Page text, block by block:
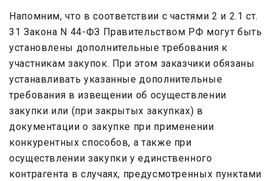
Напомним, что в соответствии с частями 2 и 2.1 ст.
31 Закона N 44-ФЗ Правительством РФ могут быть
установлены дополнительные требования к
участникам закупок. При этом заказчики обязаны
устанавливать указанные дополнительные
требования в извещении об осуществлении
закупки или (при закрытых закупках) в
документации о закупке при применении
конкурентных способов, а также при
осуществлении закупки у единственного
контрагента в случаях, предусмотренных пунктами